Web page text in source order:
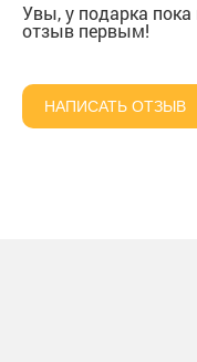
Увы, у подарка пока
отзыв первым!
НАПИСАТЬ ОТЗЫВ